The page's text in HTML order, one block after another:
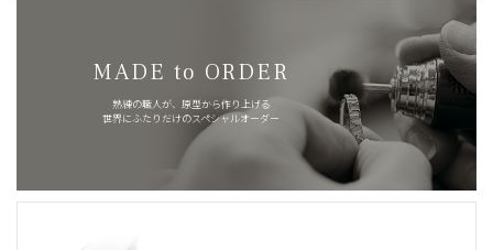
MADE to ORDER
熟練の職人が、原型から作り上げる
世界にふたりだけのスペシャルオーダー